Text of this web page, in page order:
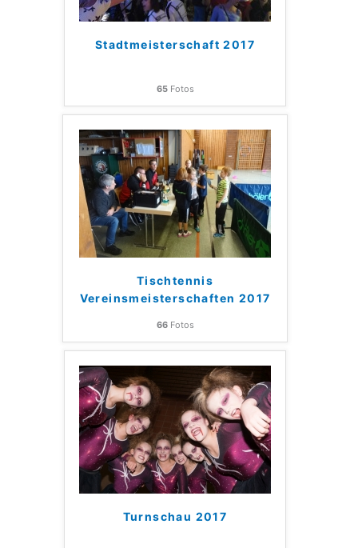
Stadtmeisterschaft 2017
65Fotos
Tischtennis
Vereinsmeisterschaften 2017
66Fotos
Turnschau 2017